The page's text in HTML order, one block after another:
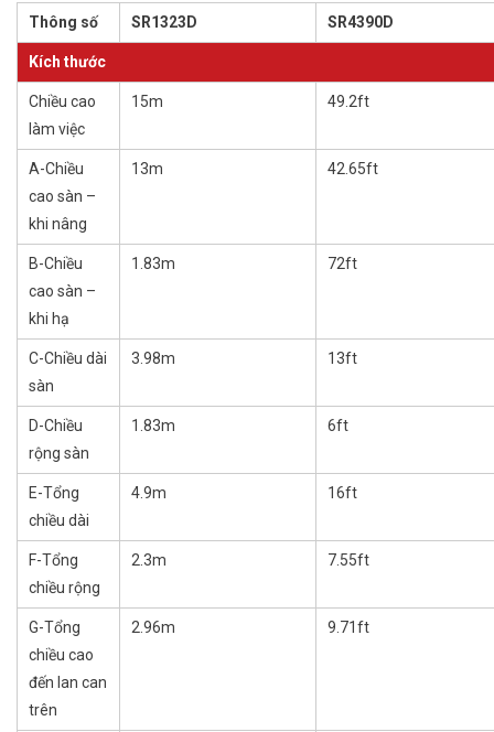
Thông số SR1323D SR4390D
Kích thước
Chiều cao
làm việc
15m 49.2ft
A-Chiều
cao sàn –
khi nâng
13m 42.65ft
B-Chiều
cao sàn –
khi hạ
1.83m 72ft
C-Chiều dài
sàn
3.98m 13ft
D-Chiều
rộng sàn
1.83m 6ft
E-Tổng
chiều dài
4.9m 16ft
F-Tổng
chiều rộng
2.3m 7.55ft
G-Tổng
chiều cao
đến lan can
trên
2.96m 9.71ft